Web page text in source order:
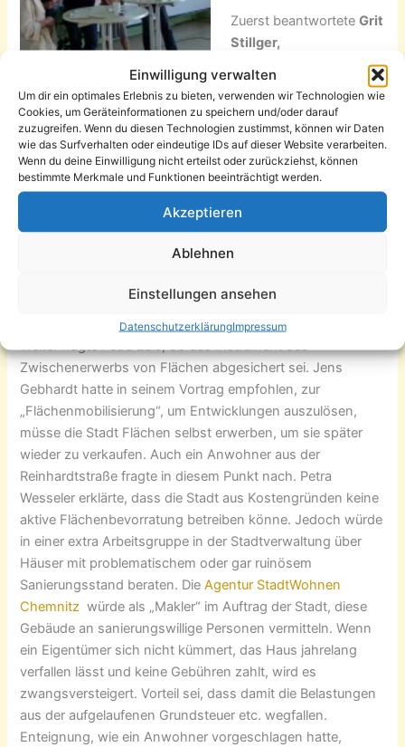
Einwilligung verwalten
Um dir ein optimales Erlebnis zu bieten, verwenden wir Technologien wie
Cookies, um Geräteinformationen zu speichern und/oder darauf
zuzugreifen. Wenn du diesen Technologien zustimmst, können wir Daten
wie das Surfverhalten oder eindeutige IDs auf dieser Website verarbeiten.
Wenn du deine Einwilligung nicht erteilst oder zurückziehst, können
bestimmte Merkmale und Funktionen beeinträchtigt werden.
Akzeptieren
Ablehnen
Einstellungen ansehen
DatenschutzerklärungImpressum
Petra Wesseler, Frank Rothe,
Lars Fassmann, Elke Koch,
Jens Gerhardt
Zuerst beantworteteGrit
Stillger,
Stadterneuerung
Frage vonStadträtin
Petra Zais nach der
Wirkung der vielen
Fördermillionen, die seit
1990 ins Viertel geflossen waren. Sie bestätigte, dass ein
Euro Fördergeld bis zu sieben Euro Investitionen auslöse.
55 private Gebäude wurden saniert und 60 gesichert.
Dreiviertel der Arbeit sei bereits geschafft. Lag der
verschiebe er sich nun auf den nördlichen Sonnenberg.
Weiter fragte Petra Zais, ob das Instrument des
Zwischenerwerbs von Flächen abgesichert sei. Jens
Gebhardt hatte in seinem Vortrag empfohlen, zur
„Flächenmobilisierung“, um Entwicklungen auszulösen,
müsse die Stadt Flächen selbst erwerben, um sie später
wieder zu verkaufen. Auch ein Anwohner aus der
Reinhardtstraße fragte in diesem Punkt nach. Petra
Wesseler erklärte, dass die Stadt aus Kostengründen keine
aktive Flächenbevorratung betreiben könne. Jedoch würde
in einer extra Arbeitsgruppe in der Stadtverwaltung über
Häuser mit problematischem oder gar ruinösem
Sanierungsstand beraten. DieAgentur StadtWohnen
Chemnitz würde als „Makler“ im Auftrag der Stadt, diese
Gebäude an sanierungswillige Personen vermitteln. Wenn
ein Eigentümer sich nicht kümmert, das Haus jahrelang
verfallen lässt und keine Gebühren zahlt, wird es
zwangsversteigert. Vorteil sei, dass damit die Belastungen
aus der aufgelaufenen Grundsteuer etc. wegfallen.
Enteignung, wie ein Anwohner vorgeschlagen hatte,